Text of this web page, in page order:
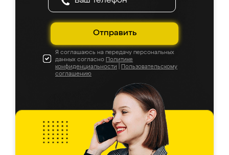
Отправить
Я соглашаюсь на передачу персональных
данных согласно Политике
конфиденциальности
Пользовательскому
соглашению